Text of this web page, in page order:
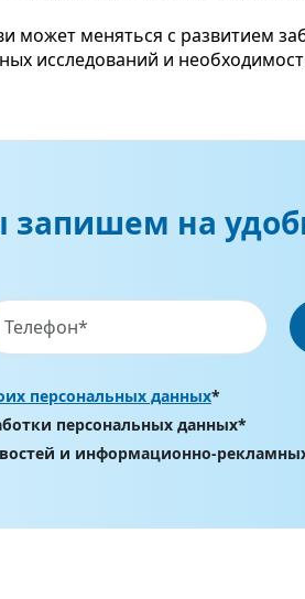
может меняться с развитием
исследований и
запишем на
персональных данных*
персональных данных*
и информационно-